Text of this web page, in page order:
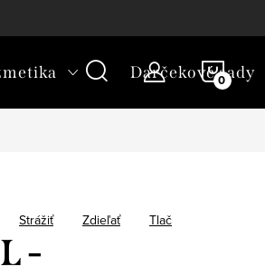
Darčekové sady
-
Tlač
Strážiť Zdieľať